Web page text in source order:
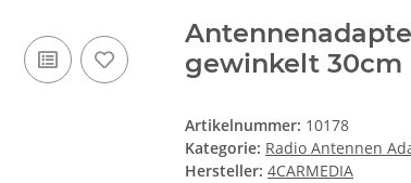
gewinkelt 30cm
Artikelnummer: 10178
Kategorie: Radio Antennen
Hersteller: 4CARMEDIA